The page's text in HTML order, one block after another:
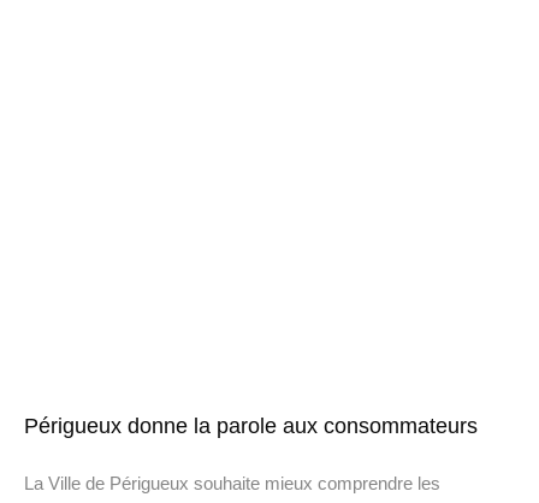
Périgueux donne la parole aux consommateurs
La Ville de Périgueux souhaite mieux comprendre les